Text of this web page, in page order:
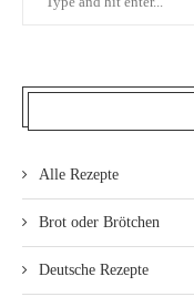
Alle Rezepte
Brot oder Brötchen
Deutsche Rezepte